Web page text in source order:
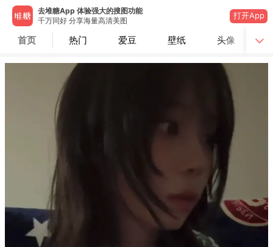
去堆糖App 体验强大的搜图功能
千万同好 分享海量高清美图
打开App
首页 热门 爱豆 壁纸 头像